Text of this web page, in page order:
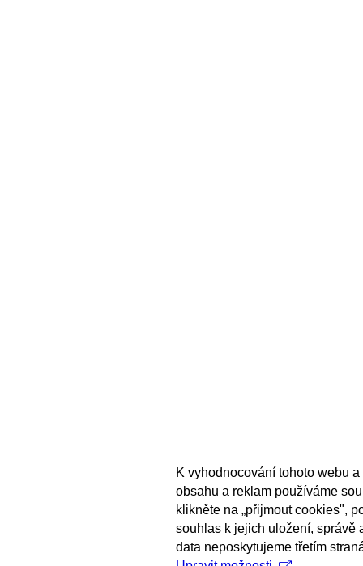
K vyhodnocování tohoto webu
obsahu a reklam používáme
klikněte na „přijmout cookies",
souhlas k jejich uložení, správě
data neposkytujeme třetím